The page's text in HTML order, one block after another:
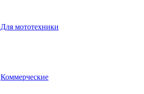
Для мототехники
Коммерческие